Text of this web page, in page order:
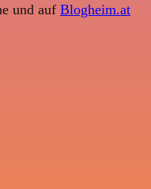
und auf Blogheim.at